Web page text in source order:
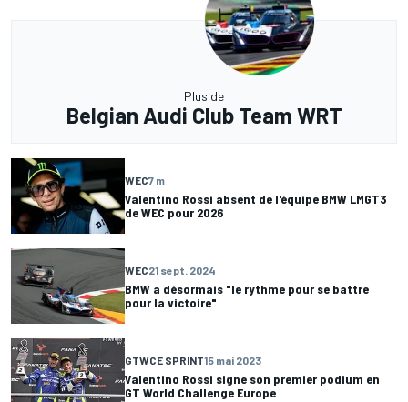
Plus de
Belgian Audi Club Team WRT
WEC7 m
Valentino Rossi absent de l'équipe BMW LMGT3
de WEC pour 2026
WEC21 sept. 2024
BMW a désormais "le rythme pour se battre
pour la victoire"
GTWCE SPRINT15 mai 2023
Valentino Rossi signe son premier podium en
GT World Challenge Europe